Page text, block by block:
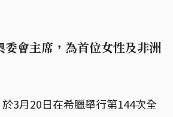
委會主席，為首位女性及非洲
3月20日在希臘舉行第144次全